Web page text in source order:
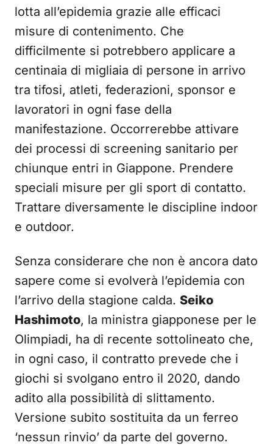
lotta all’epidemia grazie alle efficaci
misure di contenimento. Che
difficilmente si potrebbero applicare a
centinaia di migliaia di persone in arrivo
tra tifosi, atleti, federazioni, sponsor e
lavoratori in ogni fase della
manifestazione. Occorrerebbe attivare
dei processi di screening sanitario per
chiunque entri in Giappone. Prendere
speciali misure per gli sport di contatto.
Trattare diversamente le discipline indoor
e outdoor.
Senza considerare che non è ancora dato
sapere come si evolverà l’epidemia con
l’arrivo della stagione calda. Seiko
Hashimoto, la ministra giapponese per le
Olimpiadi, ha di recente sottolineato che,
in ogni caso, il contratto prevede che i
giochi si svolgano entro il 2020, dando
adito alla possibilità di slittamento.
Versione subito sostituita da un ferreo
‘nessun rinvio’ da parte del governo.